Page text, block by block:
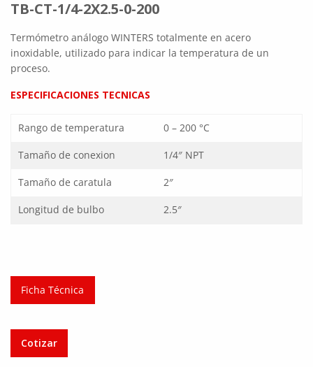
TB-CT-1/4-2X2.5-0-200
Termómetro análogo WINTERS totalmente en acero
inoxidable, utilizado para indicar la temperatura de un
proceso.
ESPECIFICACIONES TECNICAS
Rango de temperatura 0 – 200 °C
Tamaño de conexion 1/4″ NPT
Tamaño de caratula 2″
Longitud de bulbo 2.5″
Ficha Técnica
Cotizar